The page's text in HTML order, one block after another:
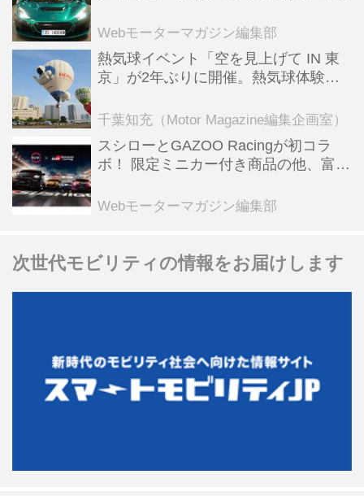
全版／115】
Webモーターマガジン編集部
熱気球イベント「空を見上げて IN 東
京」が2年ぶりに開催。熱気球体験搭
ンテンツも
千葉知充（Motor Magazine編集企画室）
スシローとGAZOO Racingが初コラ
ボ！ 限定ミニカー付き商品の他、富士
る抽選企画などを展開
Webモーターマガジン編集部
次世代モビリティの情報をお届けします